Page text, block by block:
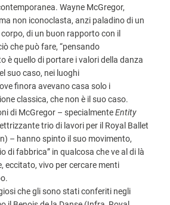
Wayne McGregor,
non iconoclasta, anzi paladino di un
di un buon rapporto con il
che può fare, “pensando
è quello di portare i valori della danza
suo caso, nei luoghi
finora avevano casa solo i
classica, che non è il suo caso.
di McGregor – specialmenteEntity
trio di lavori per il Royal Ballet
– hanno spinto il suo movimento,
di fabbrica” in qualcosa che ve al di là
eccitato, vivo per cercare menti
che gli sono stati conferiti negli